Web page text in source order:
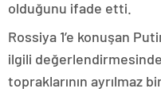
olduğunu ifade etti.
Rossiya 1’e konuşan
ilgili
topraklarının ayrılmaz